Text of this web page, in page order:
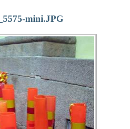
mini.JPG